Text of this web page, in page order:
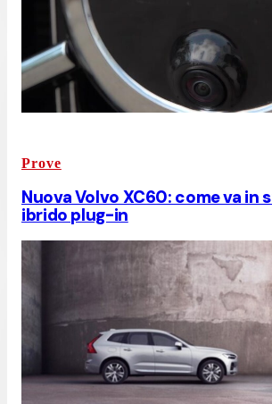
Prove
Nuova Volvo XC60: come va in
ibrido plug-in